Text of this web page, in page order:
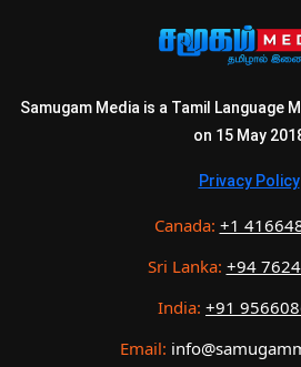
Samugam Media is a Tamil Language
on 15 May
Privacy Policy
Canada: +1
Sri Lanka: +94
India: +91
Email: